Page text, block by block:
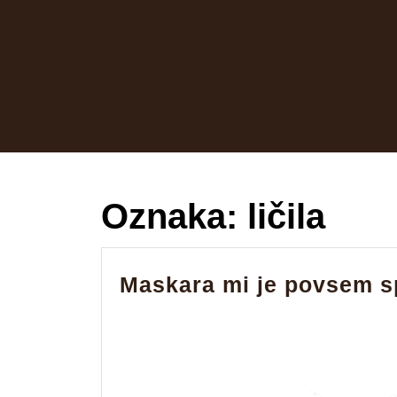
Oznaka: ličila
Maskara mi je povsem